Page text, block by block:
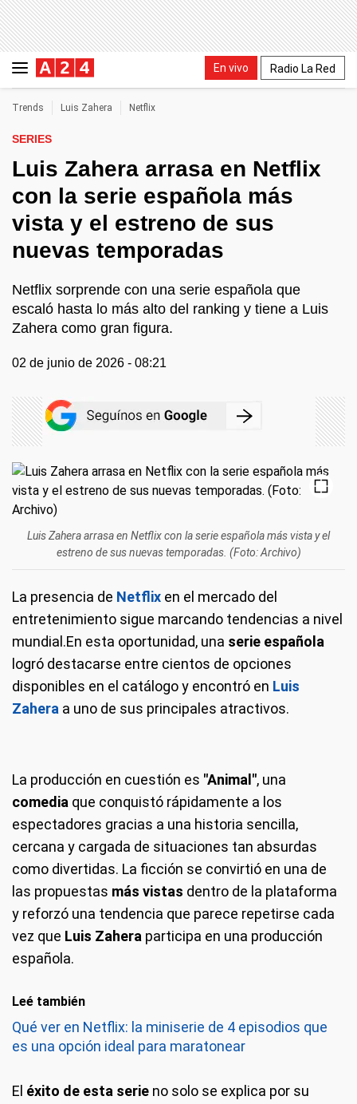
En vivo Radio La Red
Trends Luis Zahera Netflix
SERIES
Luis Zahera arrasa en Netflix
con la serie española más
vista y el estreno de sus
nuevas temporadas
Netflix sorprende con una serie española que
escaló hasta lo más alto del ranking y tiene a Luis
Zahera como gran figura.
02 de junio de 2026 - 08:21
Luis Zahera arrasa en Netflix con la serie española más vista y el
estreno de sus nuevas temporadas. (Foto: Archivo)
La presencia de Netflix en el mercado del
entretenimiento sigue marcando tendencias a nivel
mundial.En esta oportunidad, una serie española
logró destacarse entre cientos de opciones
disponibles en el catálogo y encontró en Luis
Zahera a uno de sus principales atractivos.
La producción en cuestión es "Animal", una
comedia que conquistó rápidamente a los
espectadores gracias a una historia sencilla,
cercana y cargada de situaciones tan absurdas
como divertidas. La ficción se convirtió en una de
las propuestas más vistas dentro de la plataforma
y reforzó una tendencia que parece repetirse cada
vez que Luis Zahera participa en una producción
española.
Leé también
Qué ver en Netflix: la miniserie de 4 episodios que
es una opción ideal para maratonear
El éxito de esta serie no solo se explica por su